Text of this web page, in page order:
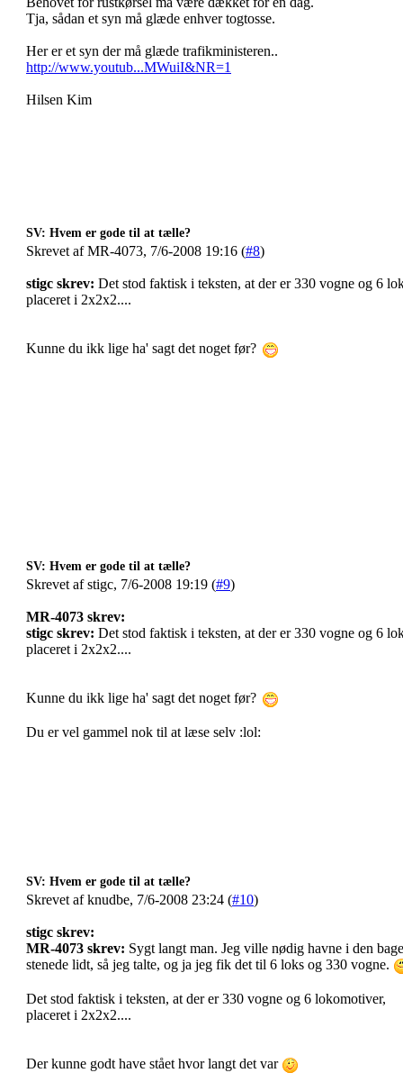
Tja, sådan et syn må glæde enhver togtosse.
Her er et syn der må glæde trafikministeren..
http://www.youtub...MWuiI&NR=1
Hilsen Kim
SV: Hvem er gode til at tælle?
Skrevet af MR-4073, 7/6-2008 19:16 (#8)
stigc skrev: Det stod faktisk i teksten, at der er 330 vogne og 6
placeret i 2x2x2....
Kunne du ikk lige ha' sagt det noget før?
SV: Hvem er gode til at tælle?
Skrevet af stigc, 7/6-2008 19:19 (#9)
MR-4073 skrev:
stigc skrev: Det stod faktisk i teksten, at der er 330 vogne og 6
placeret i 2x2x2....
Kunne du ikk lige ha' sagt det noget før?
Du er vel gammel nok til at læse selv :lol:
SV: Hvem er gode til at tælle?
Skrevet af knudbe, 7/6-2008 23:24 (#10)
stigc skrev:
MR-4073 skrev: Sygt langt man. Jeg ville nødig havne i den
stenede lidt, så jeg talte, og ja jeg fik det til 6 loks og 330 vogne.
Det stod faktisk i teksten, at der er 330 vogne og 6 lokomotiver,
placeret i 2x2x2....
Der kunne godt have stået hvor langt det var